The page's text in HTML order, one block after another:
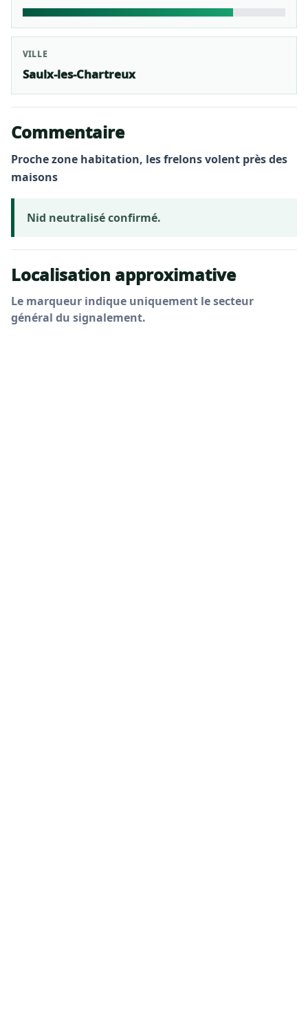
VILLE
Saulx-les-Chartreux
Commentaire
Proche zone habitation, les frelons volent près des
maisons
Nid neutralisé confirmé.
Localisation approximative
Le marqueur indique uniquement le secteur
général du signalement.